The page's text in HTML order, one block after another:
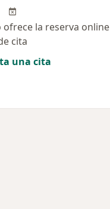
ofrece la reserva online
cita
una cita